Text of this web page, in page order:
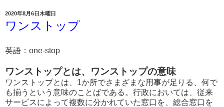
2020年8月6日木曜日
ワンストップ
英語：one-stop
ワンストップとは、ワンストップの意味
ワンストップとは、1か所でさまざまな用事が足りる、何で
も揃うという意味のことばである。行政においては、従来
サービスによって複数に分かれていた窓口を、総合窓口を